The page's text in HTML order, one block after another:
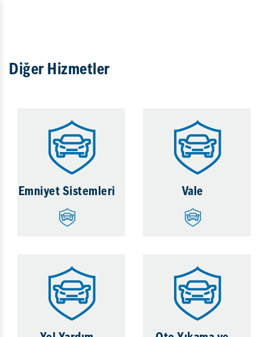
Diğer Hizmetler
Emniyet Sistemleri Vale